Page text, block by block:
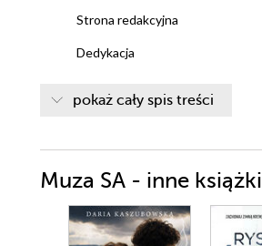
Strona redakcyjna
Dedykacja
Rozdział 2
Rozdział 3
Rozdział 4
pokaż cały spis treści
Muza SA - inne książki